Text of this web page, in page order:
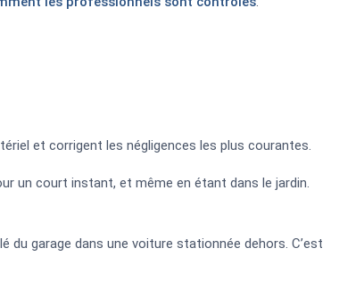
et corrigent les négligences les plus courantes.
un court instant, et même en étant dans le jardin.
du garage dans une voiture stationnée dehors. C’est